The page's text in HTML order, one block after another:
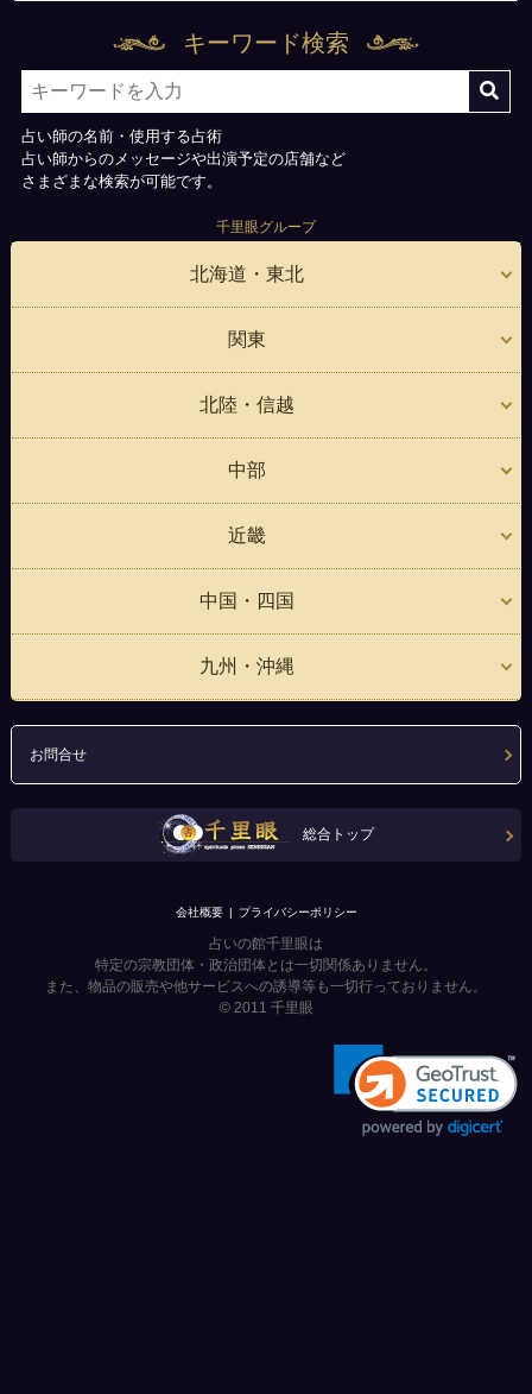
キーワード検索
占い師の名前・使用する占術
占い師からのメッセージや出演予定の店舗など
さまざまな検索が可能です。
千里眼グループ
北海道・東北
関東
北陸・信越
中部
近畿
中国・四国
九州・沖縄
お問合せ
総合トップ
会社概要 プライバシーポリシー
占いの館千里眼は
特定の宗教団体・政治団体とは一切関係ありません。
また、物品の販売や他サービスへの誘導等も一切行っておりません。
© 2011 千里眼